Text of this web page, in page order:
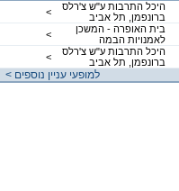
<
היכל התרבות ע"ש צ'רלס
ברונפמן, תל אביב
<
בית האופרה - המשכן
לאמנויות הבמה
<
היכל התרבות ע"ש צ'רלס
ברונפמן, תל אביב
< למופעי עניין נוספים